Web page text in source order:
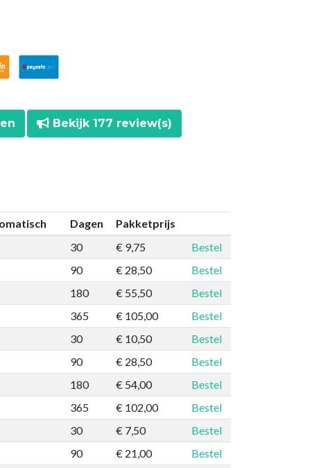
Bekijk 177 review(s)
Dagen
Pakketprijs
30 € 9,75
Bestel
90
€ 28,50
Bestel
180
€ 55,50
Bestel
365
€ 105,00
Bestel
30 € 10,50
Bestel
90
€ 28,50
Bestel
180
€ 54,00
Bestel
365
€ 102,00
Bestel
30 € 7,50
Bestel
90
€ 21,00
Bestel